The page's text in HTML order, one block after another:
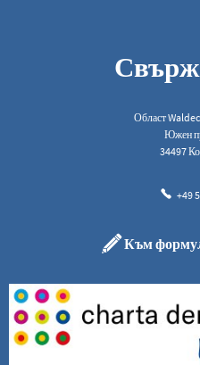
Област
Южен
34497
+49
Към